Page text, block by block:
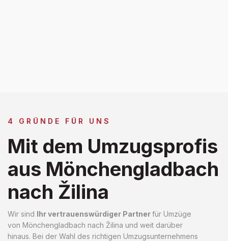
4 GRÜNDE FÜR UNS
Mit dem Umzugsprofis
aus Mönchengladbach
nach Žilina
Wir sind Ihr vertrauenswürdiger Partnerfür Umzüge
von Mönchengladbach nach Žilina und weit darüber
hinaus. Bei der Wahl des richtigen Umzugsunternehmens